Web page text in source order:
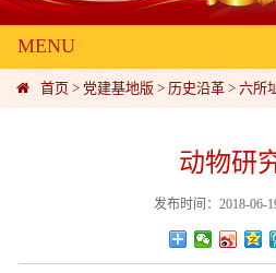
MENU
首页 > 党建基地版 > 历史沿革 > 六所
动物研
发布时间：2018-06-